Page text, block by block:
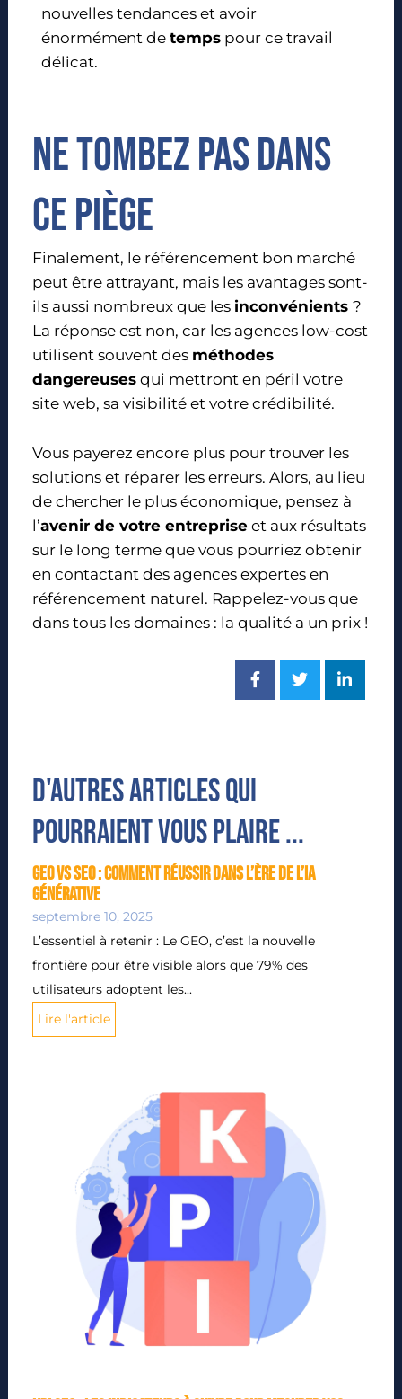
nouvelles tendances et avoir
énormément detemps pour ce travail
délicat.
Ne tombez pas dans
ce piège
Finalement, le référencement bon marché
peut être attrayant, mais les avantages sont-
ils aussi nombreux que les inconvénients?
La réponse est non, car les agences low-cost
utilisent souvent des méthodes
dangereuses qui mettront en péril votre
site web, sa visibilité et votre crédibilité.
Vous payerez encore plus pour trouver les
solutions et réparer les erreurs. Alors, au lieu
de chercher le plus économique, pensez à
l’avenir de votre entreprise et aux résultats
sur le long terme que vous pourriez obtenir
en contactant des agences expertes en
référencement naturel. Rappelez-vous que
dans tous les domaines : la qualité a un prix !
D'autres articles qui
pourraient vous plaire ...
GEO vs SEO : Comment réussir dans l’ère de l’IA
générative
septembre 10, 2025
L’essentiel à retenir : Le GEO, c’est la nouvelle
frontière pour être visible alors que 79% des
utilisateurs adoptent les...
Lire l'article